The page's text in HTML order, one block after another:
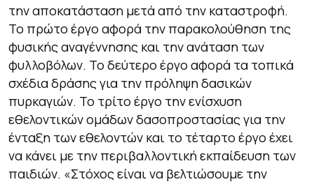
την αποκατάσταση μετά από την καταστροφή.
Το πρώτο έργο αφορά την παρακολούθηση της
φυσικής αναγέννησης και την ανάταση των
φυλλοβόλων. Το δεύτερο έργο αφορά τα τοπικά
σχέδια δράσης για την πρόληψη δασικών
πυρκαγιών. Το τρίτο έργο την ενίσχυση
εθελοντικών ομάδων δασοπροστασίας για την
ένταξη των εθελοντών και το τέταρτο έργο έχει
να κάνει με την περιβαλλοντική εκπαίδευση των
παιδιών. «Στόχος είναι να βελτιώσουμε την